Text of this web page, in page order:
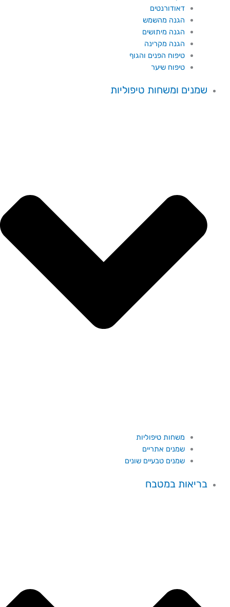
דאודורנטים
הגנה מהשמש
הגנה מיתושים
הגנה מקרינה
טיפוח הפנים והגוף
טיפוח שיער
שמנים ומשחות טיפוליות
משחות טיפוליות
שמנים אתריים
שמנים טבעיים שונים
בריאות במטבח